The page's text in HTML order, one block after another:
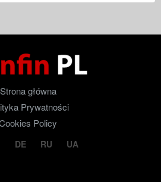
Strona główna
Prywatności
Policy
DE RU UA